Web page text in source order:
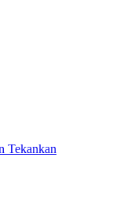
Tekankan